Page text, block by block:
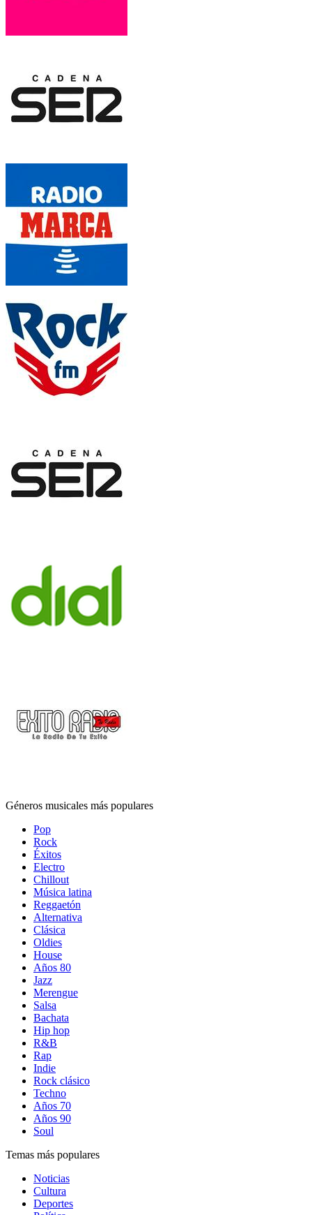
Géneros musicales más populares
Pop
Rock
Éxitos
Electro
Chillout
Música latina
Reggaetón
Alternativa
Clásica
Oldies
House
Años 80
Jazz
Merengue
Salsa
Bachata
Hip hop
R&B
Rap
Indie
Rock clásico
Techno
Años 70
Años 90
Soul
Temas más populares
Noticias
Cultura
Deportes